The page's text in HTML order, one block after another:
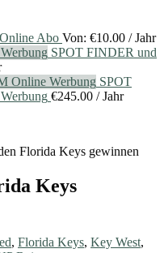
Online Abo Von: €10.00 / Jahr
SPOT FINDER und
SPOT
€245.00 / Jahr
Florida Keys gewinnen
Keys
, Florida Keys, Key West,